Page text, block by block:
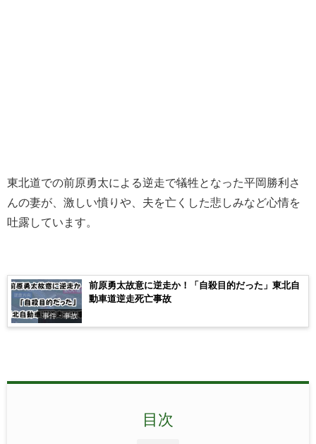
東北道での前原勇太による逆走で犠牲となった平岡勝利さ
んの妻が、激しい憤りや、夫を亡くした悲しみなど心情を
吐露しています。
事件・事故
前原勇太故意に逆走か！「自殺目的だった」東北自
動車道逆走死亡事故
目次